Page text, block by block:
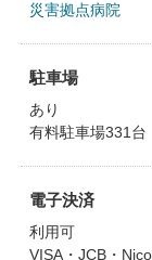
災害拠点病院
駐車場
あり
有料駐車場331台
電子決済
利用可
VISA・JCB・